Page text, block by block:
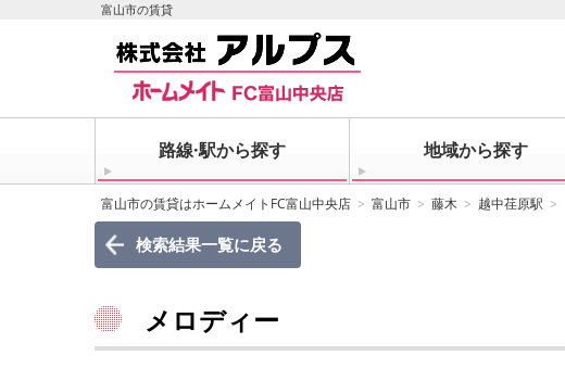
富山市の賃貸
路線·駅から探す 地域から探す
富山市の賃貸はホームメイトFC富山中央店 富山市 藤木 越中荏原駅
検索結果一覧に戻る
メロディー